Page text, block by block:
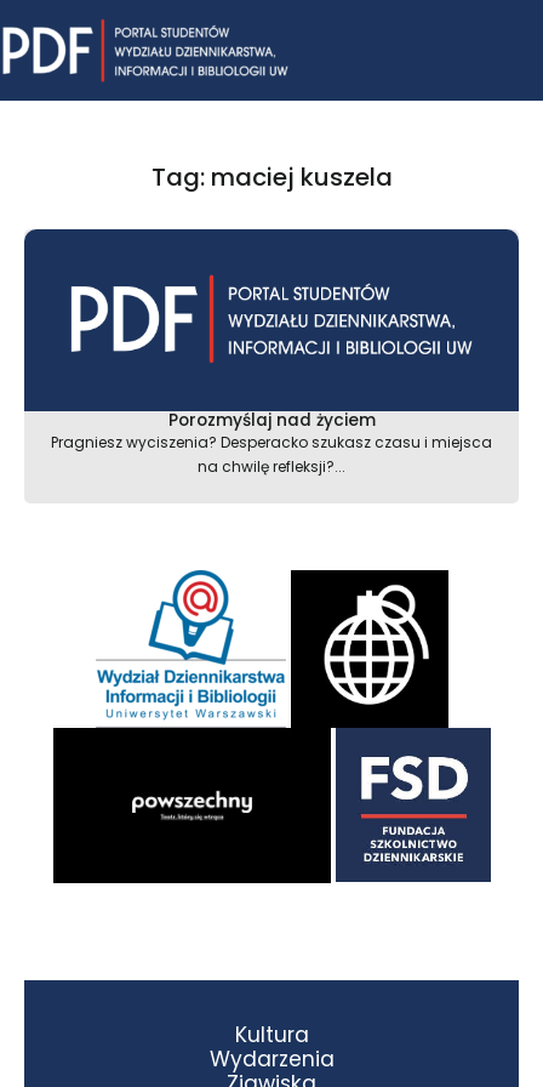
to
content
Tag: maciej kuszela
Porozmyślaj nad życiem
Pragniesz wyciszenia? Desperacko szukasz czasu i miejsca
na chwilę refleksji?...
Kultura
Wydarzenia